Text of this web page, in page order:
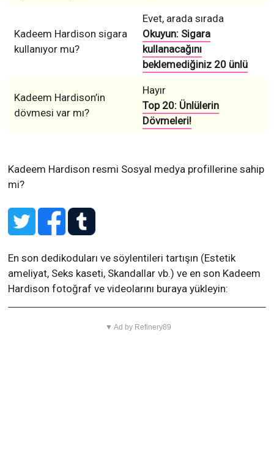
Kadeem Hardison sigara
kullanıyor mu?
Evet, arada sırada
Okuyun: Sigara
kullanacağını
beklemediğiniz 20 ünlü
Kadeem Hardison’in
dövmesi var mı?
Hayır
Top 20: Ünlülerin
Dövmeleri!
Kadeem Hardison resmi Sosyal medya profillerine sahip
mi?
En son dedikoduları ve söylentileri tartışın (Estetik
ameliyat, Seks kaseti, Skandallar vb.) ve en son Kadeem
Hardison fotoğraf ve videolarını buraya yükleyin:
▼ Ad by Refinery89